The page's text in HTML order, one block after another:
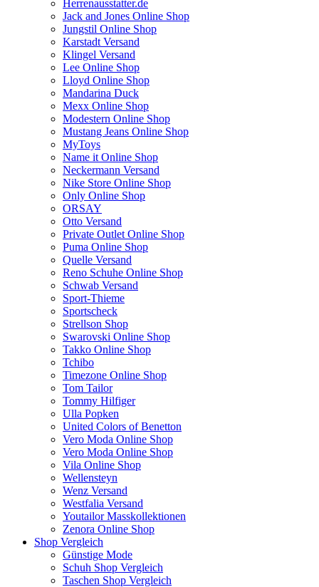
Herrenausstatter.de
Jack and Jones Online Shop
Jungstil Online Shop
Karstadt Versand
Klingel Versand
Lee Online Shop
Lloyd Online Shop
Mandarina Duck
Mexx Online Shop
Modestern Online Shop
Mustang Jeans Online Shop
MyToys
Name it Online Shop
Neckermann Versand
Nike Store Online Shop
Only Online Shop
ORSAY
Otto Versand
Private Outlet Online Shop
Puma Online Shop
Quelle Versand
Reno Schuhe Online Shop
Schwab Versand
Sport-Thieme
Sportscheck
Strellson Shop
Swarovski Online Shop
Takko Online Shop
Tchibo
Timezone Online Shop
Tom Tailor
Tommy Hilfiger
Ulla Popken
United Colors of Benetton
Vero Moda Online Shop
Vero Moda Online Shop
Vila Online Shop
Wellensteyn
Wenz Versand
Westfalia Versand
Youtailor Masskollektionen
Zenora Online Shop
Shop Vergleich
Günstige Mode
Schuh Shop Vergleich
Taschen Shop Vergleich